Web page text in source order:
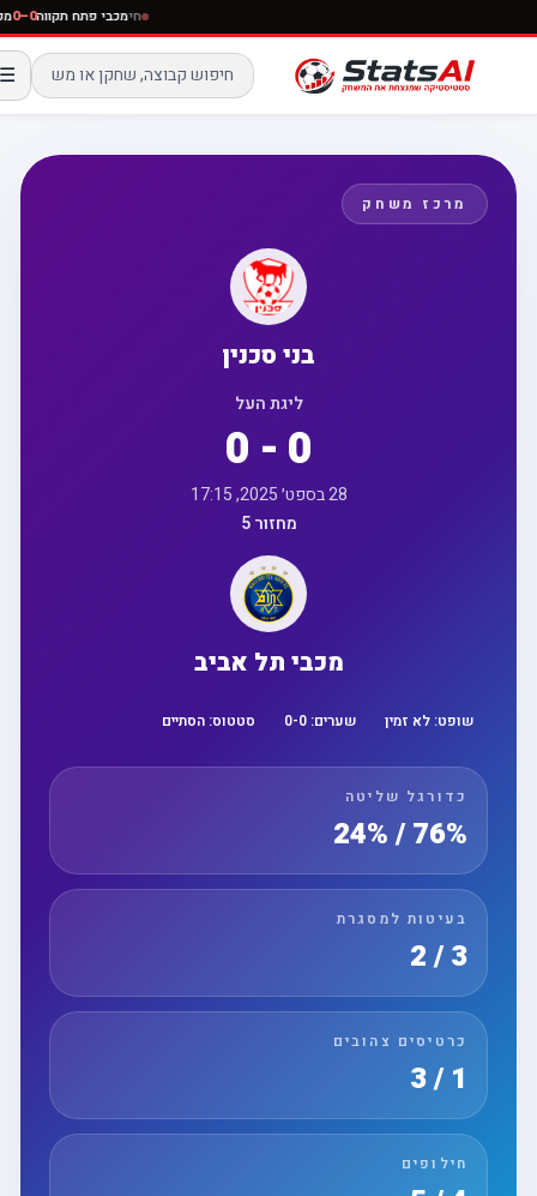
חימכבי פתח תקווה0–0
☰
מרכז משחק
בני סכנין
ליגת העל
0 - 0
28 בספט׳ 2025, 17:15
מחזור 5
מכבי תל אביב
שופט:לא זמין שערים: 0 -0 סטטוס:הסתיים
כדורגל שליטה
76% / 24%
בעיטות למסגרת
3 / 2
כרטיסים צהובים
חילופים